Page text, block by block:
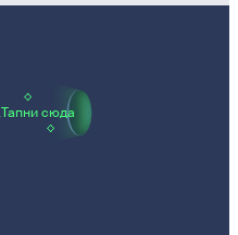
Тапни сюда